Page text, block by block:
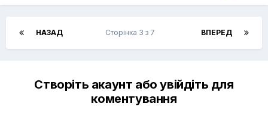
НАЗАД ВПЕРЕД
Сторінка 3 з 7
Створіть акаунт або увійдіть для
коментування